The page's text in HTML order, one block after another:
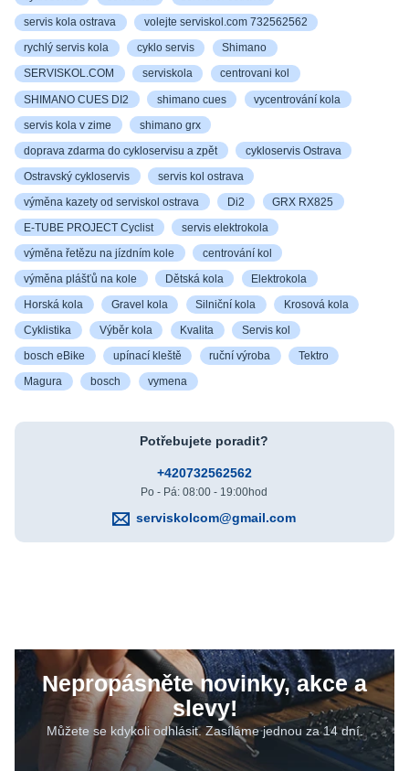
servis kola ostrava volejte serviskol.com 732562562
rychlý servis kola cyklo servis Shimano
SERVISKOL.COM serviskola centrovani kol
SHIMANO CUES DI2 shimano cues vycentrování kola
servis kola v zime shimano grx
doprava zdarma do cykloservisu a zpět cykloservis Ostrava
Ostravský cykloservis servis kol ostrava
výměna kazety od serviskol ostrava Di2 GRX RX825
E-TUBE PROJECT Cyclist servis elektrokola
výměna řetězu na jízdním kole centrování kol
výměna plášťů na kole Dětská kola Elektrokola
Horská kola Gravel kola Silniční kola Krosová kola
Cyklistika Výběr kola Kvalita Servis kol
bosch eBike upínací kleště ruční výroba Tektro
Magura bosch vymena
Potřebujete poradit?
+420732562562
Po - Pá: 08:00 - 19:00hod
serviskolcom@gmail.com
Nepropásněte novinky, akce a
slevy!
Můžete se kdykoli odhlásit. Zasíláme jednou za 14 dní.